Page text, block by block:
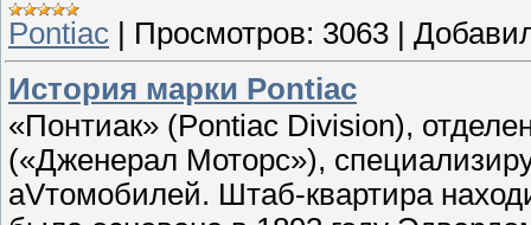
Pontiac | Просмотров: 3063 |
История марки Pontiac
«Понтиак» (Pontiac Division),
(«Дженерал Моторс»),
аVтомобилей. Штаб-квартира